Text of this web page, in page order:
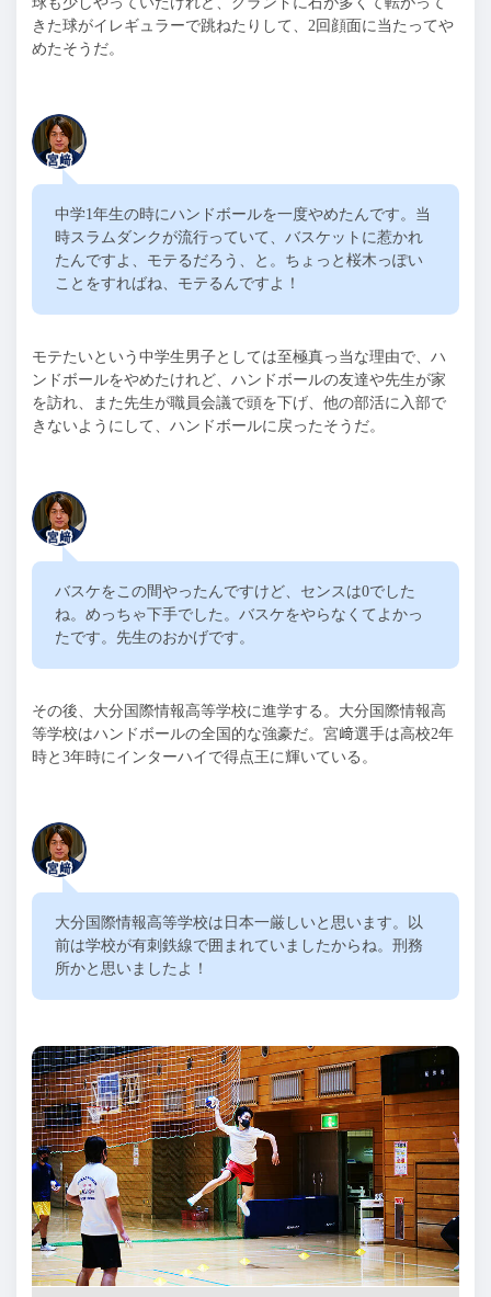
きた球がイレギュラーで跳ねたりして、 2 回顔面に当たってや
めたそうだ。
中学1年生の時にハンドボールを一度やめたんです。当
時スラムダンクが流行っていて、バスケットに惹かれ
たんですよ、モテるだろう、と。ちょっと桜木っぽい
ことをすればね、モテるんですよ！
モテたいという中学生男子としては至極真っ当な理由で、ハ
ンドボールをやめたけれど、ハンドボールの友達や先生が家
を訪れ、また先生が職員会議で頭を下げ、他の部活に入部で
きないようにして、ハンドボールに戻ったそうだ。
バスケをこの間やったんですけど、センスは0でした
ね。めっちゃ下手でした。バスケをやらなくてよかっ
たです。先生のおかげです。
その後、大分国際情報高等学校に進学する。大分国際情報高
等学校はハンドボールの全国的な強豪だ。宮﨑選手は高校2年
時と 3年時にインターハイで得点王に輝いている。
大分国際情報高等学校は日本一厳しいと思います。以
前は学校が有刺鉄線で囲まれていましたからね。刑務
所かと思いましたよ！